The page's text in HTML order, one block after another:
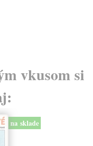
vkusom si
na sklade